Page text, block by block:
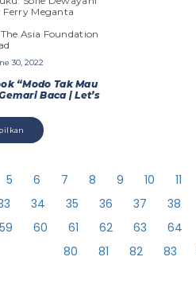
Meganta
Asia Foundation
30, 2022
“Modo Tak Mau
Baca | Let’s
5 6 7 8 9 10 11
34 35 36 37 38
59 60 61 62 63 64
80
81 82 83